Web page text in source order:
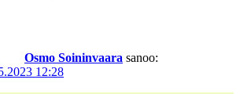
Osmo Soininvaara sanoo:
12:28